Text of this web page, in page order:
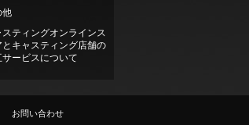
他
スティングオンラインス
とキャスティング店舗の
サービスについて
お問い合わせ